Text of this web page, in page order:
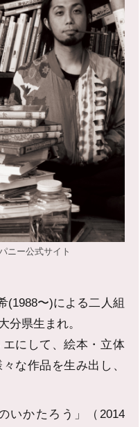
ニー公式サイト
(1988〜)による二人組
分県生まれ。
にして、絵本・立体
な作品を生み出し、
いかたろう」（2014